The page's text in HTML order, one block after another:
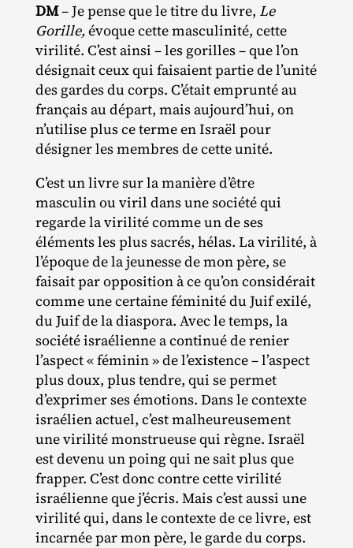
DM– Je pense que le titre du livre, Le
Gorille,évoque cette masculinité, cette
virilité. C’est ainsi – les gorilles – que l’on
désignait ceux qui faisaient partie de l’unité
des gardes du corps. C’était emprunté au
français au départ, mais aujourd’hui, on
n’utilise plus ce terme en Israël pour
désigner les membres de cette unité.
C’est un livre sur la manière d’être
masculin ou viril dans une société qui
regarde la virilité comme un de ses
éléments les plus sacrés, hélas. La virilité, à
l’époque de la jeunesse de mon père, se
faisait par opposition à ce qu’on considérait
comme une certaine féminité du Juif exilé,
du Juif de la diaspora. Avec le temps, la
société israélienne a continué de renier
l’aspect « féminin » de l’existence – l’aspect
plus doux, plus tendre, qui se permet
d’exprimer ses émotions. Dans le contexte
israélien actuel, c’est malheureusement
une virilité monstrueuse qui règne. Israël
est devenu un poing qui ne sait plus que
frapper. C’est donc contre cette virilité
israélienne que j’écris. Mais c’est aussi une
virilité qui, dans le contexte de ce livre, est
incarnée par mon père, le garde du corps.